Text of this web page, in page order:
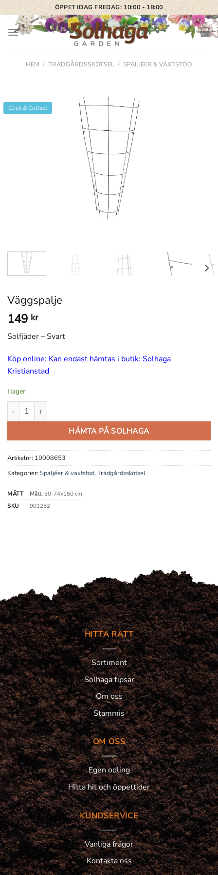
Skip
to
content
ÖPPET IDAG FREDAG: 10:00 - 18:00
HEM / TRÄDGÅRDSSKÖTSEL / SPALJÉER & VÄXTSTÖD
Click & Collect
Väggspalje
149 kr
Solfjäder – Svart
Köp online: Kan endast hämtas i butik: Solhaga
Kristianstad
I lager
Väggspalje mängd
HÄMTA PÅ SOLHAGA
Artikelnr: 10008653
Kategorier: Spaljéer & växtstöd,Trädgårdsskötsel
MÅTT Mått:30-74x150 cm
SKU
901252
HITTA RÄTT
Sortiment
Solhaga tipsar
Om oss
Stammis
OM OSS
Egen odling
Hitta hit och öppettider
KUNDSERVICE
Vanliga frågor
Kontakta oss